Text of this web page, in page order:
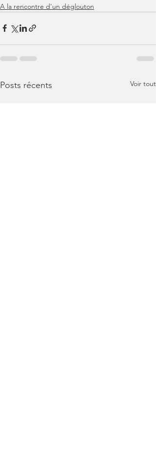
A la rencontre d'un déglouton
Posts récents Voir tout